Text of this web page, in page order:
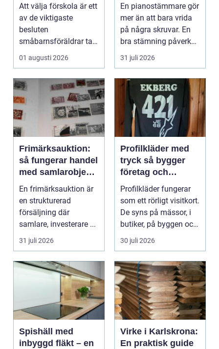
Att välja förskola är ett
av de viktigaste
besluten
småbarnsföräldrar tar.
Omsorg, trygghet,
pedagog...
01 augusti 2026
piano
En pianostämmare gör
mer än att bara vrida
på några skruvar. En
bra stämning påverkar
hur pianot låt...
31 juli 2026
Frimärksauktion:
så fungerar handel
med samlarobjekt i
praktiken
En frimärksauktion är
en strukturerad
försäljning där
samlare, investerare ...
31 juli 2026
Profilkläder med
tryck så bygger
företag och
klubbar en
starkare identitet
Profilkläder fungerar
som ett rörligt visitkort.
De syns på mässor, i
butiker, på byggen och
längs v...
30 juli 2026
Spishäll med
inbyggd fläkt – en
Virke i Karlskrona:
En praktisk guide